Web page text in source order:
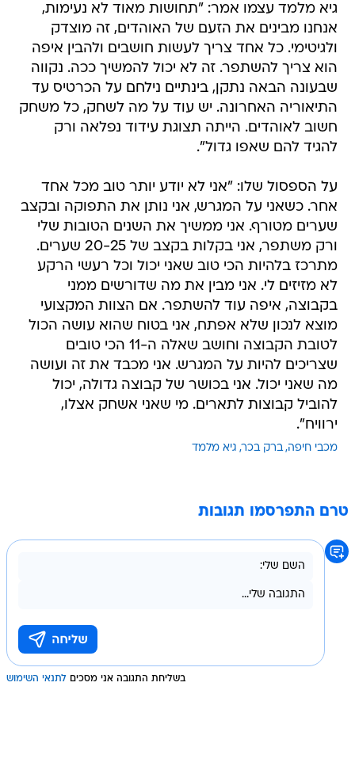
גיא מלמד עצמו אמר: "תחושות מאוד לא נעימות,
אנחנו מבינים את הזעם של האוהדים, זה מוצדק
ולגיטימי. כל אחד צריך לעשות חושבים ולהבין איפה
הוא צריך להשתפר. זה לא יכול להמשיך ככה. נקווה
שבעונה הבאה נתקן, בינתיים נילחם על הכרטיס עד
התיאוריה האחרונה. יש עוד על מה לשחק, כל משחק
חשוב לאוהדים. הייתה תצוגת עידוד נפלאה ורק
להגיד להם שאפו גדול".
על הספסול שלו: "אני לא יודע יותר טוב מכל אחד
אחר. כשאני על המגרש, אני נותן את התפוקה ובקצב
שערים מטורף. אני ממשיך את השנים הטובות שלי
ורק משתפר, אני בקלות בקצב של 20-25 שערים.
מתרכז בלהיות הכי טוב שאני יכול וכל רעשי הרקע
לא מזיזים לי. אני מבין את מה שדורשים ממני
בקבוצה, איפה עוד להשתפר. אם הצוות המקצועי
מוצא לנכון שלא אפתח, אני בטוח שהוא עושה הכול
לטובת הקבוצה וחושב שאלה ה-11 הכי טובים
שצריכים להיות על המגרש. אני מכבד את זה ועושה
מה שאני יכול. אני בכושר של קבוצה גדולה, יכול
להוביל קבוצות לתארים. מי שאני אשחק אצלו,
ירוויח".
מכבי חיפה ברק בכר גיא מלמד
טרם התפרסמו תגובות
בשליחת התגובה אני מסכים לתנאי השימוש